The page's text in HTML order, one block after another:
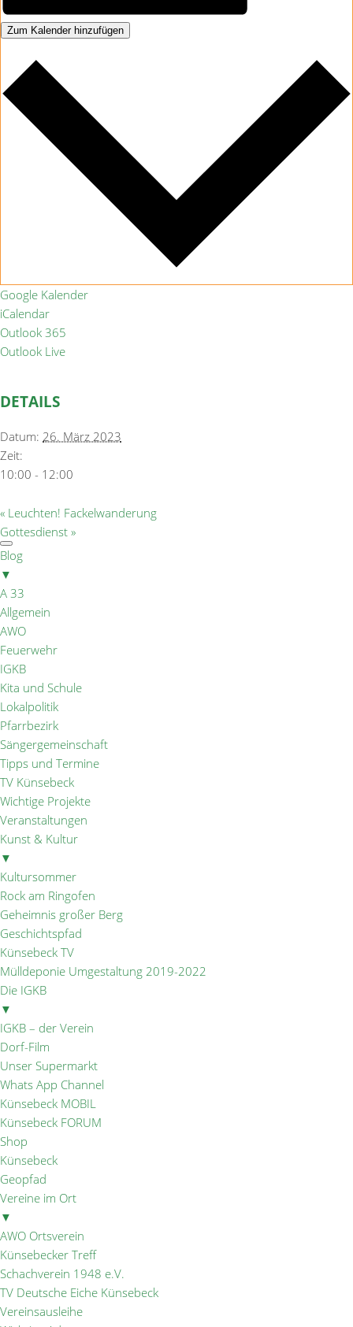
Zum Kalender hinzufügen
Google Kalender
iCalendar
Outlook 365
Outlook Live
DETAILS
Datum: 26. März 2023
Zeit:
10:00 - 12:00
« Leuchten! Fackelwanderung
Gottesdienst »
Blog
▼
A 33
Allgemein
AWO
Feuerwehr
IGKB
Kita und Schule
Lokalpolitik
Pfarrbezirk
Sängergemeinschaft
Tipps und Termine
TV Künsebeck
Wichtige Projekte
Veranstaltungen
Kunst & Kultur
▼
Kultursommer
Rock am Ringofen
Geheimnis großer Berg
Geschichtspfad
Künsebeck TV
Mülldeponie Umgestaltung 2019-2022
Die IGKB
▼
IGKB – der Verein
Dorf-Film
Unser Supermarkt
Whats App Channel
Künsebeck MOBIL
Künsebeck FORUM
Shop
Künsebeck
Geopfad
Vereine im Ort
▼
AWO Ortsverein
Künsebecker Treff
Schachverein 1948 e.V.
TV Deutsche Eiche Künsebeck
Vereinsausleihe